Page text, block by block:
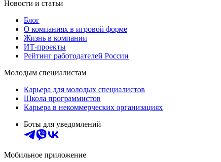
Новости и статьи
Блог
О компаниях в игровой форме
Жизнь в компании
ИТ-проекты
Рейтинг работодателей России
Молодым специалистам
Карьера для молодых специалистов
Школа программистов
Карьера в некоммерческих организациях
Боты для уведомлений
Мобильное приложение